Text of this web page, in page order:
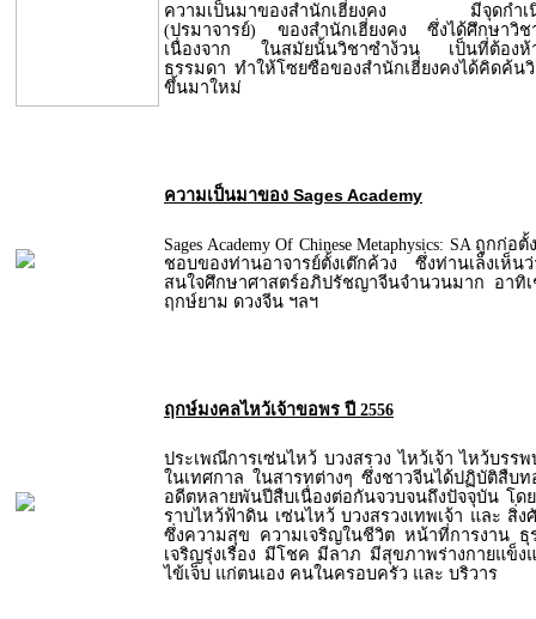
ความเป็นมาของสำนักเฮี่ยงคง มีจุดกำเนิ
(ปรมาจารย์) ของสำนักเฮี่ยงคง ซึ่งได้ศึกษาวิ
เนื่องจาก ในสมัยนั้นวิชาซำง้วน เป็นที่ต้องห้
ธรรมดา ทำให้โซยซือของสำนักเฮี่ยงคงได้คิดค้น
ขึ้นมาใหม่
ความเป็นมาของ Sages Academy
Sages Academy Of Chinese Metaphysics: SA ถูก
ชอบของท่านอาจารย์ตั้งเต๊กค้วง ซึ่งท่านเล็งเ
สนใจศึกษาศาสตร์อภิปรัชญาจีนจำนวนมาก อาทิ
ฤกษ์ยาม ดวงจีน ฯลฯ
ฤกษ์มงคลไหว้เจ้าขอพร ปี 2556
ประเพณีการเซ่นไหว้ บวงสรวง ไหว้เจ้า ไหว้บรร
ในเทศกาล ในสารทต่างๆ ซึ่งชาวจีนได้ปฏิบัติสืบ
อดีตหลายพันปีสืบเนื่องต่อกันจวบจนถึงปัจจุบัน โด
ราบไหว้ฟ้าดิน เซ่นไหว้ บวงสรวงเทพเจ้า และ สิ่
ซึ่งความสุข ความเจริญในชีวิต หน้าที่การงาน
เจริญรุ่งเรือง มีโชค มีลาภ มีสุขภาพร่างกายแข็ง
ไข้เจ็บ แก่ตนเอง คนในครอบครัว และ บริวาร